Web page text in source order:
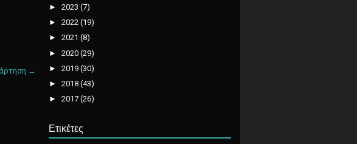
→
► 2023 (7)
► 2022 (19)
► 2021 (8)
► 2020 (29)
► 2019 (30)
► 2018 (43)
► 2017 (26)
Ετικέτες